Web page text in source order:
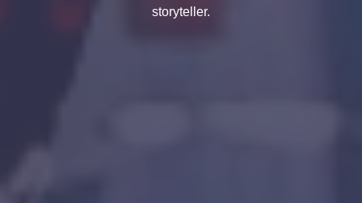
storyteller.